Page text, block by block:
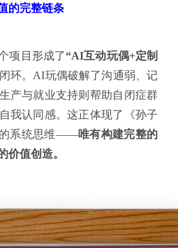
的完整链条
项目形成了“AI互动玩偶+定制
环。AI玩偶破解了沟通弱、记
产与就业支持则帮助自闭症群
我认同感。这正体现了《孙子
的系统思维——唯有构建完整的
价值创造。